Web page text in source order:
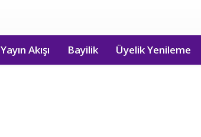
Yayın Akışı Bayilik Üyelik Yenileme